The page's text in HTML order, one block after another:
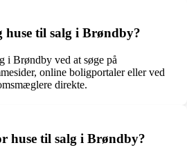
til salg i Brøndby?
i Brøndby ved at søge på
online boligportaler eller ved
direkte.
huse til salg i Brøndby?